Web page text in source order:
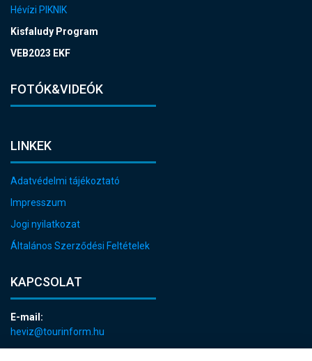
Hévízi PIKNIK
Kisfaludy Program
VEB2023 EKF
FOTÓK&VIDEÓK
LINKEK
Adatvédelmi tájékoztató
Impresszum
Jogi nyilatkozat
Általános Szerződési Feltételek
KAPCSOLAT
E-mail:
heviz@tourinform.hu